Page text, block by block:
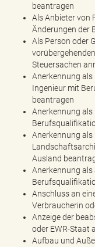
beantragen
Als Anbieter von
Änderungen der
Als Person oder
Steuersachen
Anerkennung als
Ingenieur mit
beantragen
Anerkennung
Anerkennung
Ausland
Anerkennung
Anschluss an
Verbraucherin
Anzeige der
oder EWR-Staat
Aufbau und